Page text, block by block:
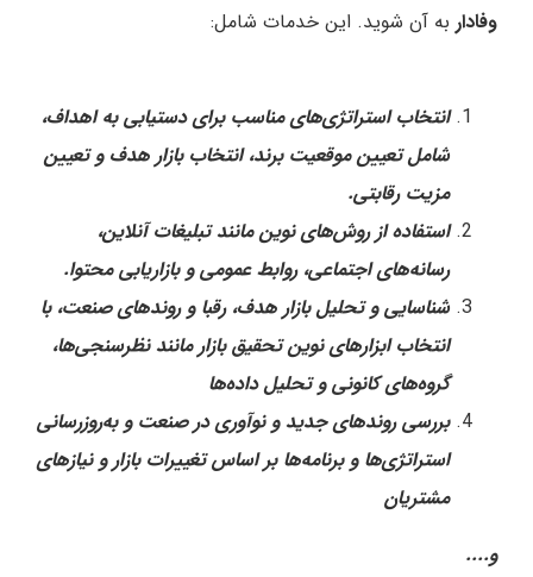
وفادار به آن شوید. این خدمات شامل:
انتخاب استراتژی‌های مناسب برای دستیابی به اهداف،
شامل تعیین موقعیت برند، انتخاب بازار هدف و تعیین
مزیت رقابتی.
استفاده از روش‌های نوین مانند تبلیغات آنلاین،
رسانه‌های اجتماعی، روابط عمومی و بازاریابی محتوا.
شناسایی و تحلیل بازار هدف، رقبا و روندهای صنعت، با
انتخاب ابزارهای نوین تحقیق بازار مانند نظرسنجی‌ها،
گروه‌های کانونی و تحلیل داده‌ها
بررسی روندهای جدید و نوآوری در صنعت و به‌روزرسانی
استراتژی‌ها و برنامه‌ها بر اساس تغییرات بازار و نیازهای
مشتریان
و....